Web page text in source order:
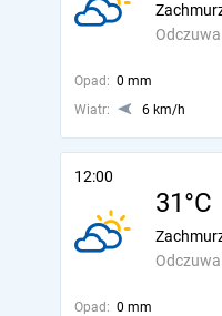
Opad: 0 mm
Wiatr:
6 km/h
12:00
31°C
Opad: 0 mm